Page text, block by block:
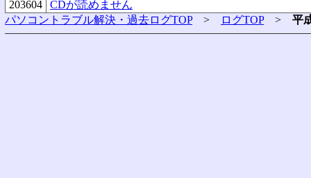
203604
CDが読めません
パソコントラブル解決・過去ログTOP> ログTOP> 平